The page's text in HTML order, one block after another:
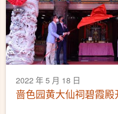
2022 年 5 月 18 日
啬色园黄大仙祠碧霞殿